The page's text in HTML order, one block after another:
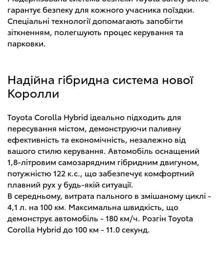
гарантує безпеку для кожного учасника поїздки.
Спеціальні технології допомагають запобігти
зіткненням, полегшують процес керування та
парковки.
Надійна гібридна система нової
Королли
Toyota Corolla Hybrid ідеально підходить для
пересування містом, демонструючи паливну
ефективність та економічність, незалежно від
вашого стилю керування. Автомобіль оснащений
1,8-літровим самозарядним гібридним двигуном,
потужністю 122 к.с., що забезпечує комфортний
плавний рух у будь-якій ситуації.
В середньому, витрата пального в змішаному циклі -
4,1 л. на 100 км. Максимальна швидкість, що
демонструє автомобіль - 180 км/ч. Розгін Toyota
Corolla Hybrid до 100 км - 11.0 секунд.